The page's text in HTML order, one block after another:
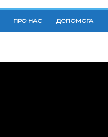
ПРО НАС ДОПОМОГА